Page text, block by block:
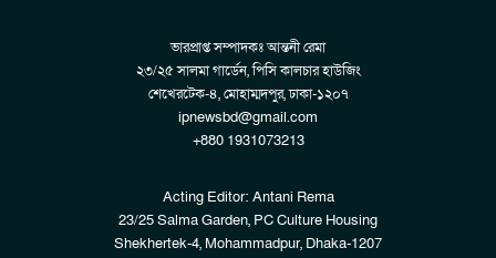
ভারপ্রাপ্ত সম্পাদকঃ আন্তনী রেমা
২৩/২৫ সালমা গার্ডেন, পিসি কালচার হাউজিং
শেখেরটেক-৪, মোহাম্মদপুর, ঢাকা-১২০৭
ipnewsbd@gmail.com
+880 1931073213
Acting Editor: Antani Rema
23/25 Salma Garden, PC Culture Housing
Shekhertek-4, Mohammadpur, Dhaka-1207